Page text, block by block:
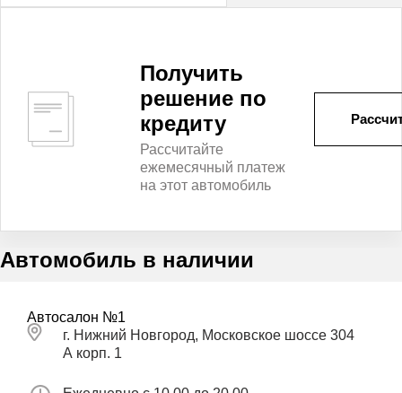
Получить
решение по
кредиту
Рассчитайте
ежемесячный платеж
на этот автомобиль
Автомобиль в наличии
Автосалон №1
г. Нижний Новгород, Московское шоссе 304
А корп. 1